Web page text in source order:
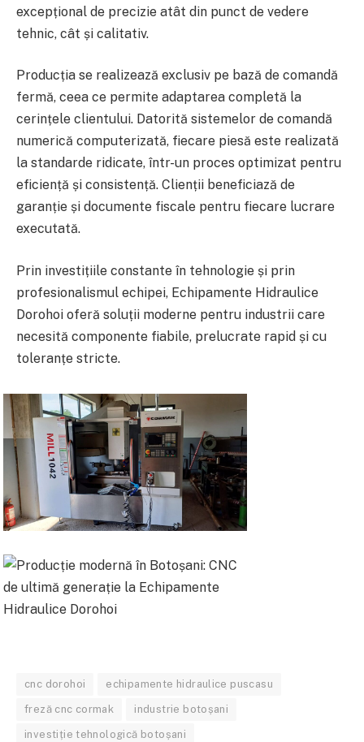
excepțional de precizie atât din punct de vedere
tehnic, cât și calitativ.
Producția se realizează exclusiv pe bază de comandă
fermă, ceea ce permite adaptarea completă la
cerințele clientului. Datorită sistemelor de comandă
numerică computerizată, fiecare piesă este realizată
la standarde ridicate, într-un proces optimizat pentru
eficiență și consistență. Clienții beneficiază de
garanție și documente fiscale pentru fiecare lucrare
executată.
Prin investițiile constante în tehnologie și prin
profesionalismul echipei, Echipamente Hidraulice
Dorohoi oferă soluții moderne pentru industrii care
necesită componente fiabile, prelucrate rapid și cu
toleranțe stricte.
cnc dorohoi echipamente hidraulice puscasu
freză cnc cormak industrie botoșani
investiție tehnologică botoșani